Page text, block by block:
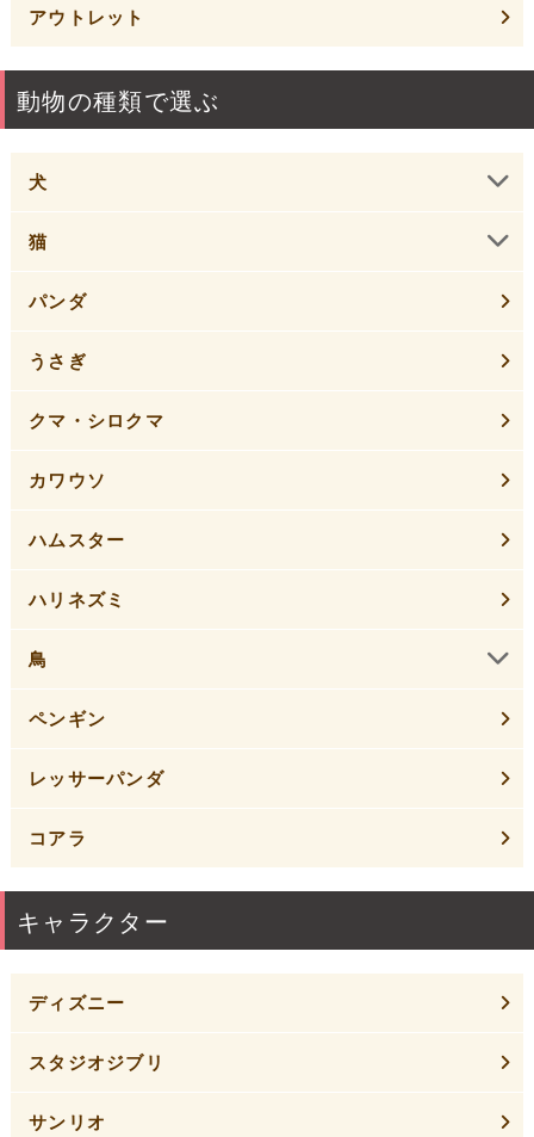
アウトレット
動物の種類で選ぶ
犬
猫
パンダ
うさぎ
クマ・シロクマ
カワウソ
ハムスター
ハリネズミ
鳥
ペンギン
レッサーパンダ
コアラ
キャラクター
ディズニー
スタジオジブリ
サンリオ